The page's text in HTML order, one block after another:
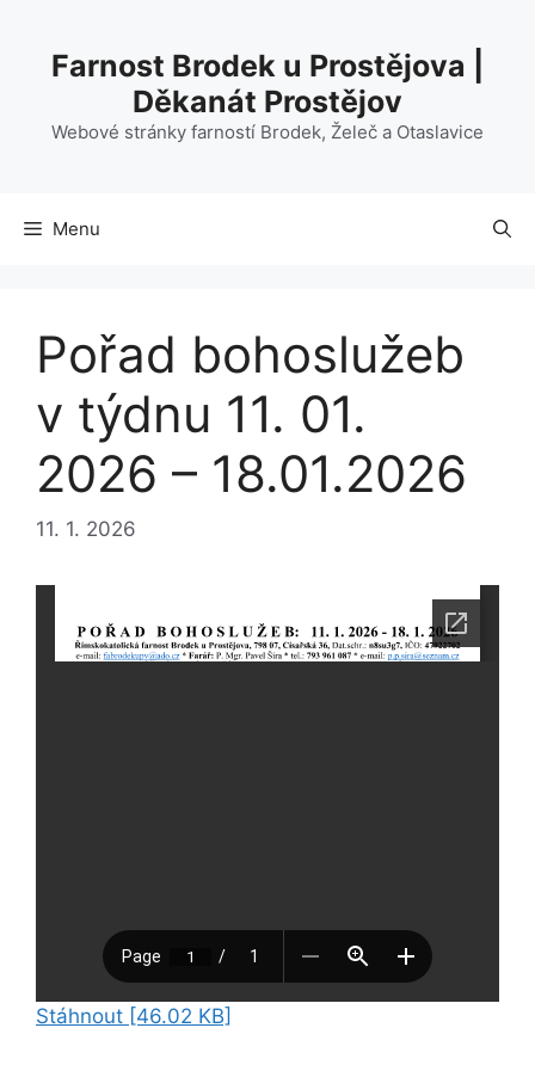
obsahFarnost Brodek u Prostějova |
Děkanát Prostějov
Webové stránky farností Brodek, Želeč a Otaslavice
Menu
Pořad bohoslužeb
v týdnu 11. 01.
2026 – 18.01.2026
11. 1. 2026
Stáhnout [46.02 KB]